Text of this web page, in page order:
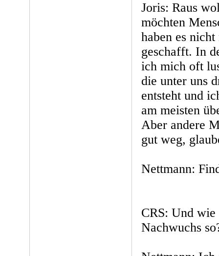
Joris: Raus
möchten
haben es
geschafft. In
ich mich oft
die unter uns
entsteht und
am meisten
Aber andere
gut weg,
Nettmann:
CRS: Und
Nachwuchs